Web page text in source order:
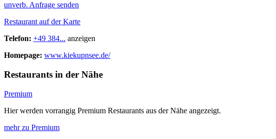
unverb. Anfrage senden
Restaurant auf der Karte
Telefon: +49 384... anzeigen
Homepage: www.kiekupnsee.de/
Restaurants in der Nähe
Premium
Hier werden vorrangig Premium Restaurants aus der Nähe angezeigt.
mehr zu Premium